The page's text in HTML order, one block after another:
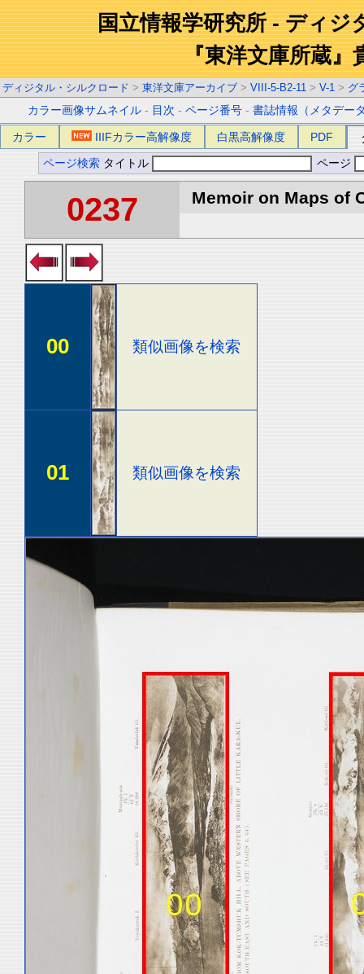
国立情報学研究所 - ディジ
『東洋文庫所蔵』
ディジタル・シルクロード > 東洋文庫アーカイブ > VIII-5-B2-11 > V-1 > グ
カラー画像サムネイル - 目次 -ページ番号 -書誌情報（メタデー
カラー IIIFカラー高解像度 白黒高解像度 PDF
ページ検索 タイトル ページ
0237 Memoir on Maps of
00 類似画像を検索
01 類似画像を検索